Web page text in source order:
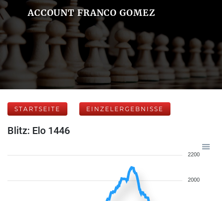
ACCOUNT FRANCO GOMEZ
STARTSEITE EINZELERGEBNISSE
Blitz: Elo 1446
2200
2000